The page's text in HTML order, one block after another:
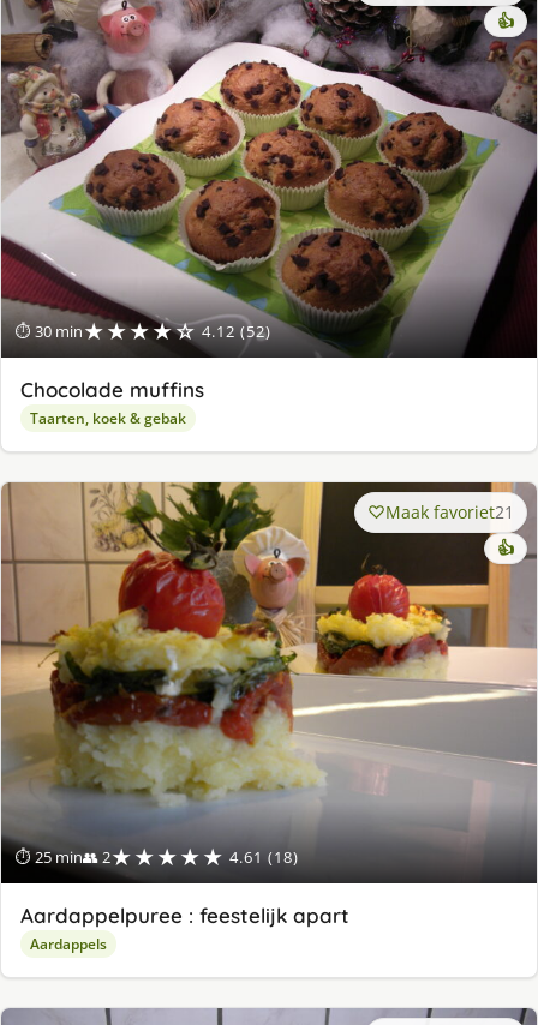
⏱ 30 min★★★★☆ 4.12 (52)
👍
Chocolade muffins
Taarten, koek & gebak
⏱ 25 min👥 2★★★★★ 4.61 (18)
Maak favoriet21
👍
Aardappelpuree : feestelijk apart
Aardappels